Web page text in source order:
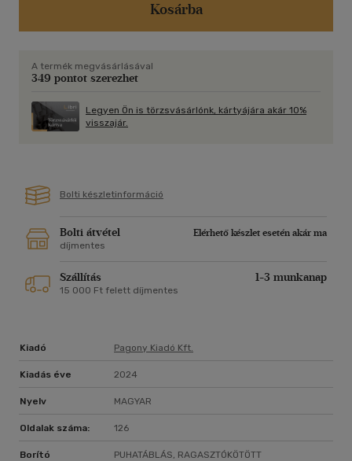
Kosárba
A termék megvásárlásával
349 pontot szerezhet
Legyen Ön is törzsvásárlónk, kártyájára akár 10%
visszajár.
Bolti készletinformáció
Bolti átvétel
Elérhető készlet esetén akár ma
díjmentes
Szállítás 1-3 munkanap
15 000 Ft felett díjmentes
Kiadó Pagony Kiadó Kft.
Kiadás éve 2024
Nyelv MAGYAR
Oldalak száma: 126
Borító PUHATÁBLÁS, RAGASZTÓKÖTÖTT